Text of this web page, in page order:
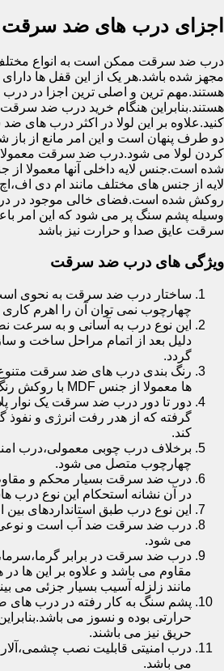
اجزای درب های ضد سرقت
درب ضد سرقت ممکن است به انواع
مجهز شده باشد.هر یک از این قفل ها
هستند.مهم ترین و اصلی ترین اجزا در
هستند.بنابراین هنگام خرید درب ضد
کنید.علاوه بر این لولا در اکثر درب های
دو طرف پنهان است و این امر مانع از باز
کردن لولا می شود.درب ضد سرقت معمولا
شده است.جنس لایه داخلی آنها معمولا از
لایه از جنس های مختلف مانند ام دی
روکش شده است.فضای خالی موجود در
وسیله پشم سنگ پر می شود که این امر
سرقت عایق صدا و حرارت نیز باشد
ویژگی های درب ضد سرقت
ساختار درب ضد سرقت به نحوی است
چهارچوب نمی توان آن را اهرم کاری
این نوع درب به آسانی و به سرعت
دلیل بعد از اتمام مراحل ساخت و
گردد.
رنگ بندی درب های ضد سرقت
ها معمولا از جنس MDF با روکش رنگ یا PVC می باشد.
دور تا دور درب ضد سرقت یک نوار
گرفته که از هدر رفت انرژی و نفوذ
کند.
برخلاف درب چوبی معمولی،درب
چهارچوب متصل می شود.
درب ضد سرقت بسیار محکم و مقاوم
در آن نشانه استحکام این نوع درب
این نوع درب طبق استانداردهای
درب ضد سرقت ضد آب است و
می شود.
درب ضد سرقت در برابر
مقاوم می باشد و علاوه بر این ها
مانند زلزله آسیب بسیار جزئی می
پشم سنگ به کار رفته در درب
حرارتی بوده و نسوز می
حریق نیز می باشند.
درب امنیتی قابلیت نصب چشمی،آلارم
می باشد.